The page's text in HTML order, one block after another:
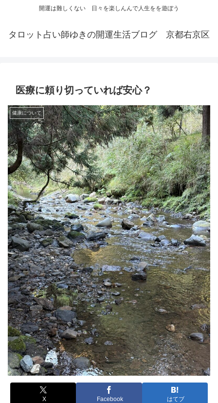
開運は難しくない 日々を楽しんんで人生をを遊ぼう
タロット占い師ゆきの開運生活ブログ 京都右京区
医療に頼り切っていれば安心？
健康について
X Facebook はてブ